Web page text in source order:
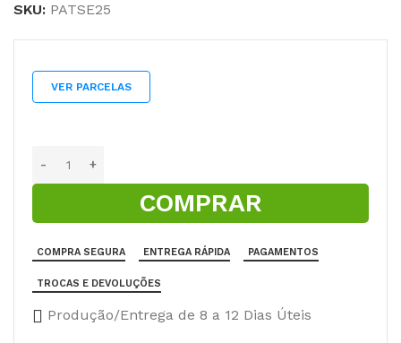
SKU: PATSE25
VER PARCELAS
COMPRAR
COMPRA SEGURA ENTREGA RÁPIDA PAGAMENTOS
TROCAS E DEVOLUÇÕES
Produção/Entrega de 8 a 12 Dias Úteis